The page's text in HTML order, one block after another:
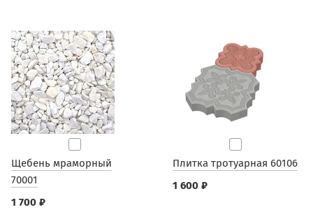
Щебень мраморный
70001
1 700 ₽
Плитка тротуарная 60106
1 600 ₽